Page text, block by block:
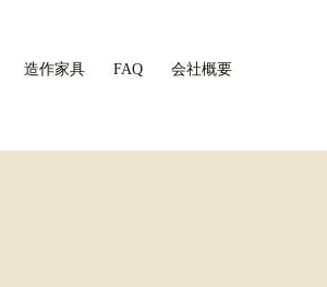
造作家具 FAQ 会社概要